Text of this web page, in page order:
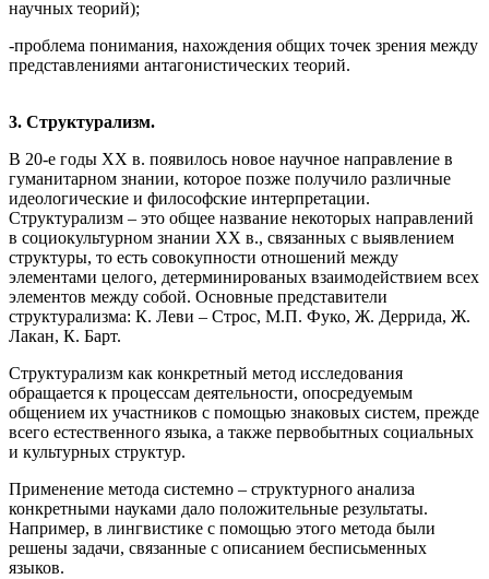
научных теорий);
-проблема понимания, нахождения общих точек зрения между
представлениями антагонистических теорий.
3. Структурализм.
В 20-е годы ХХ в. появилось новое научное направление в
гуманитарном знании, которое позже получило различные
идеологические и философские интерпретации.
Структурализм – это общее название некоторых направлений
в социокультурном знании ХХ в., связанных с выявлением
структуры, то есть совокупности отношений между
элементами целого, детерминированых взаимодействием всех
элементов между собой. Основные представители
структурализма: К. Леви – Строс, М.П. Фуко, Ж. Деррида, Ж.
Лакан, К. Барт.
Структурализм как конкретный метод исследования
обращается к процессам деятельности, опосредуемым
общением их участников с помощью знаковых систем, прежде
всего естественного языка, а также первобытных социальных
и культурных структур.
Применение метода системно – структурного анализа
конкретными науками дало положительные результаты.
Например, в лингвистике с помощью этого метода были
решены задачи, связанные с описанием бесписьменных
языков.